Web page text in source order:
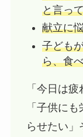
と言っ
献立に
子ども
ら、食
「今日は
「子供に
らせたい